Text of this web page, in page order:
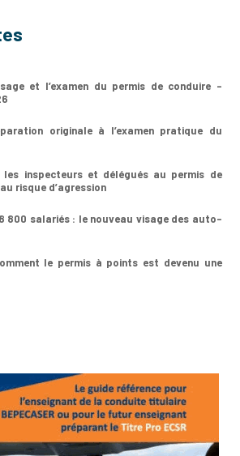
et l’examen du permis de conduire –
originale à l’examen pratique du
inspecteurs et délégués au permis de
risque d’agression
800 salariés : le nouveau visage des auto-
le permis à points est devenu une